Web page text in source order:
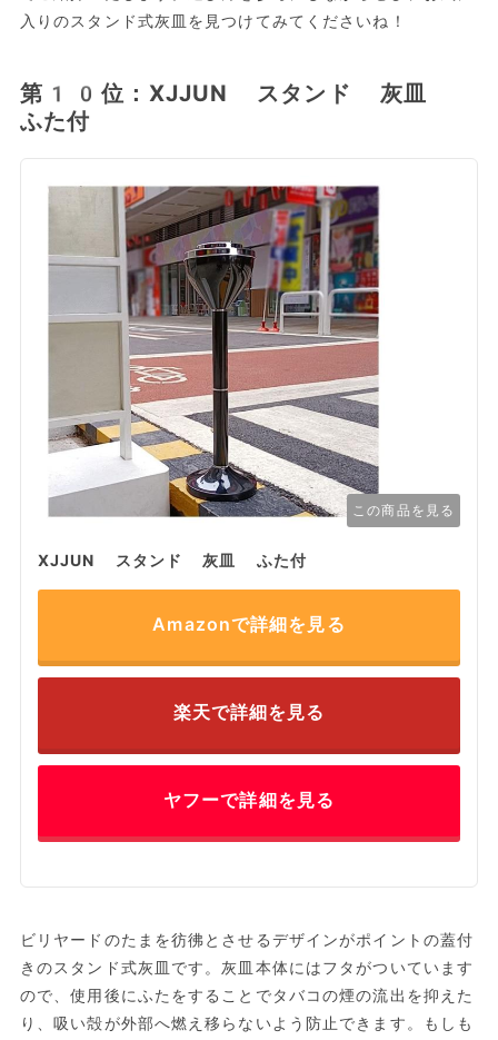
入りのスタンド式灰皿を見つけてみてくださいね！
第10位：XJJUN スタンド 灰皿
ふた付
この商品を見る
XJJUN スタンド 灰皿 ふた付
Amazonで詳細を見る
楽天で詳細を見る
ヤフーで詳細を見る
ビリヤードのたまを彷彿とさせるデザインがポイントの蓋付
きのスタンド式灰皿です。灰皿本体にはフタがついています
ので、使用後にふたをすることでタバコの煙の流出を抑えた
り、吸い殻が外部へ燃え移らないよう防止できます。もしも